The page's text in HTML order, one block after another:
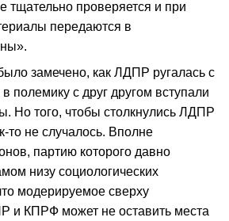
тщательно проверяется и при
передаются в
замечено, как ЛДПР ругалась с
полемику с друг другом вступали
Но того, чтобы столкнулись ЛДПР
не случалось. Вполне
партию которого давно
низу социологических
модерируемое сверху
и КПРФ может не оставить места